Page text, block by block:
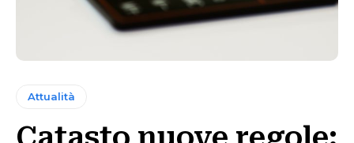
Attualità